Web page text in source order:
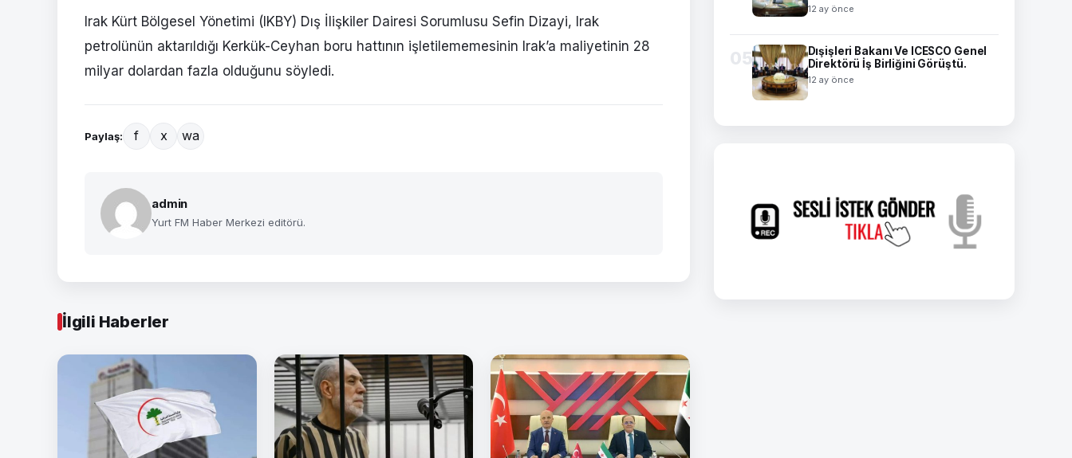
Irak Kürt Bölgesel Yönetimi (IKBY) Dış İlişkiler Dairesi Sorumlusu Sefin Dizayi, Irak
petrolünün aktarıldığı Kerkük-Ceyhan boru hattının işletilememesinin Irak’a maliyetinin 28
milyar dolardan fazla olduğunu söyledi.
Paylaş: f x wa
admin
Yurt FM Haber Merkezi editörü.
İlgili Haberler
12 ay önce
05
Dışişleri Bakanı Ve ICESCO Genel
Direktörü İş Birliğini Görüştü.
12 ay önce